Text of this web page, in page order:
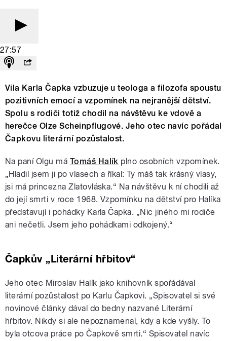
27:57
Vila Karla Čapka vzbuzuje u teologa a filozofa spoustu
pozitivních emocí a vzpomínek na nejranější dětství.
Spolu s rodiči totiž chodil na návštěvu ke vdově a
herečce Olze Scheinpflugové. Jeho otec navíc pořádal
Čapkovu literární pozůstalost.
Na paní Olgu má Tomáš Halík plno osobních vzpomínek.
„Hladil jsem ji po vlasech a říkal: Ty máš tak krásný vlasy,
jsi má princezna Zlatovláska.“ Na návštěvu k ní chodili až
do její smrti v roce 1968. Vzpomínku na dětství pro Halíka
představují i pohádky Karla Čapka. „Nic jiného mi rodiče
ani nečetli. Jsem jeho pohádkami odkojený.“
Čapkův „Literární hřbitov“
Jeho otec Miroslav Halík jako knihovník spořádával
literární pozůstalost po Karlu Čapkovi. „Spisovatel si své
novinové články dával do bedny nazvané Literární
hřbitov. Nikdy si ale nepoznamenal, kdy a kde vyšly. To
byla otcova práce po Čapkově smrti.“ Spisovatel navíc